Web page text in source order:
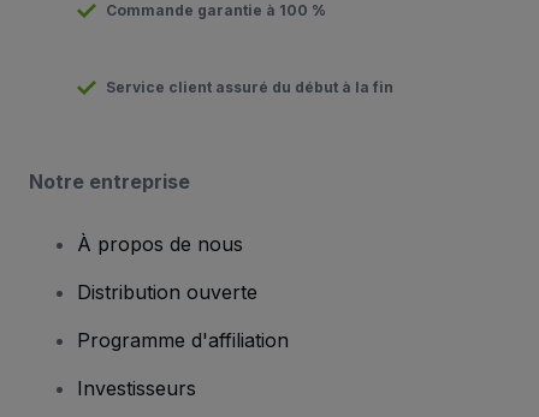
Commande garantie à 100 %
Service client assuré du début à la fin
Notre entreprise
À propos de nous
Distribution ouverte
Programme d'affiliation
Investisseurs